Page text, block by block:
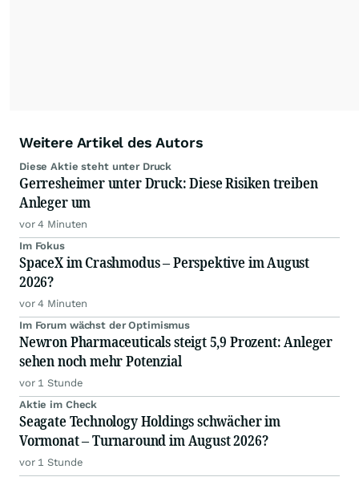
Weitere Artikel des Autors
Diese Aktie steht unter Druck
Gerresheimer unter Druck: Diese Risiken treiben
Anleger um
vor 4 Minuten
Im Fokus
SpaceX im Crashmodus – Perspektive im August
2026?
vor 4 Minuten
Im Forum wächst der Optimismus
Newron Pharmaceuticals steigt 5,9 Prozent: Anleger
sehen noch mehr Potenzial
vor 1 Stunde
Aktie im Check
Seagate Technology Holdings schwächer im
Vormonat – Turnaround im August 2026?
vor 1 Stunde